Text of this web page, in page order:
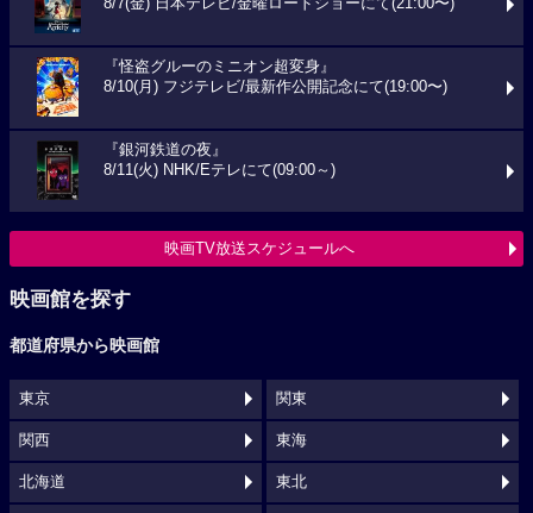
『怪盗グルーのミニオン超変身』
8/10(月) フジテレビ/最新作公開記念にて(19:00〜)
『銀河鉄道の夜』
8/11(火) NHK/Eテレにて(09:00～)
映画TV放送スケジュールへ
映画館を探す
都道府県から映画館
東京 関東
関西 東海
北海道 東北